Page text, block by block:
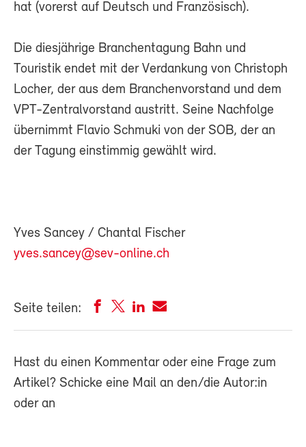
hat (vorerst auf Deutsch und Französisch).
Die diesjährige Branchentagung Bahn und
Touristik endet mit der Verdankung von Christoph
Locher, der aus dem Branchenvorstand und dem
VPT-Zentralvorstand austritt. Seine Nachfolge
übernimmt Flavio Schmuki von der SOB, der an
der Tagung einstimmig gewählt wird.
Yves Sancey / Chantal Fischer
yves.sancey@sev-online.ch
Seite teilen:
Hast du einen Kommentar oder eine Frage zum
Artikel? Schicke eine Mail an den/die Autor:in
oder an